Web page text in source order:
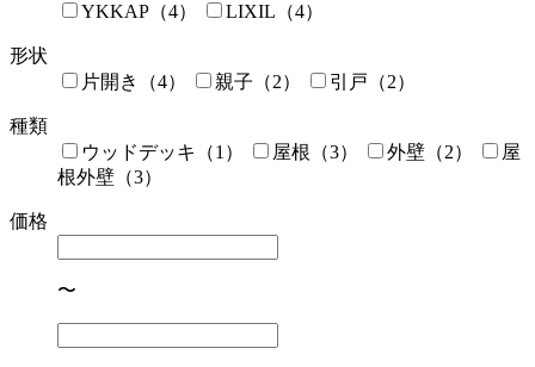
YKKAP（4）
LIXIL（4）
形状
片開き（4）
親子（2） 引戸（2）
種類
ウッドデッキ（1）
屋根（3） 外壁（2）
屋
根外壁（3）
価格
〜